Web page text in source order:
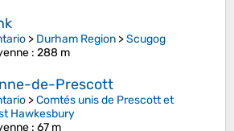
> Durham Region >Scugog
: 288 m
de-Prescott
>Comtés unis de Prescott et
Hawkesbury
: 67 m